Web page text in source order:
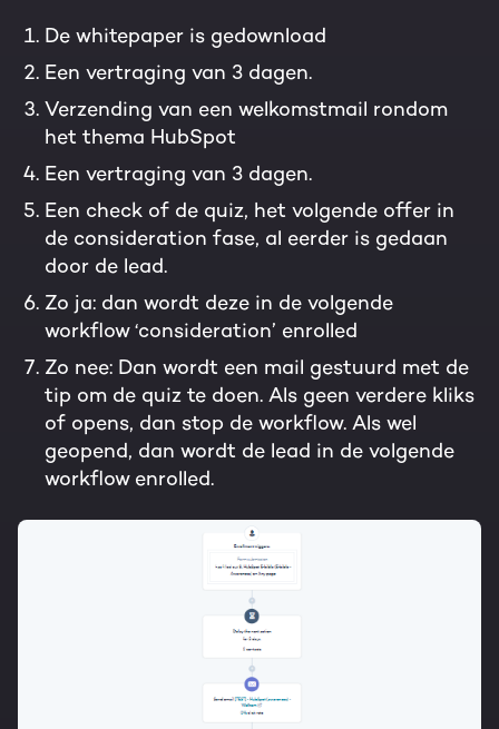
De whitepaper is gedownload
Een vertraging van 3 dagen.
Verzending van een welkomstmail rondom
het thema HubSpot
Een vertraging van 3 dagen.
Een check of de quiz, het volgende offer in
de consideration fase, al eerder is gedaan
door de lead.
Zo ja: dan wordt deze in de volgende
workflow ‘consideration’ enrolled
Zo nee: Dan wordt een mail gestuurd met de
tip om de quiz te doen. Als geen verdere kliks
of opens, dan stop de workflow. Als wel
geopend, dan wordt de lead in de volgende
workflow enrolled.